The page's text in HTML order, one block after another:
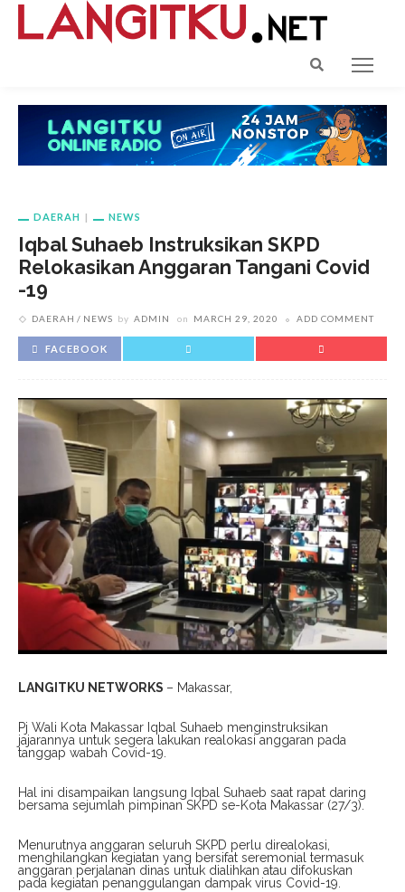
DAERAH NEWS
Iqbal Suhaeb Instruksikan SKPD
Relokasikan Anggaran Tangani Covid
-19
DAERAH NEWS by ADMIN on MARCH 29, 2020 ADD COMMENT
FACEBOOK
LANGITKU NETWORKS – Makassar,
Pj Wali Kota Makassar Iqbal Suhaeb menginstruksikan
jajarannya untuk segera lakukan realokasi anggaran pada
tanggap wabah Covid-19.
Hal ini disampaikan langsung Iqbal Suhaeb saat rapat daring
bersama sejumlah pimpinan SKPD se-Kota Makassar (27/3).
Menurutnya anggaran seluruh SKPD perlu direalokasi,
menghilangkan kegiatan yang bersifat seremonial termasuk
anggaran perjalanan dinas untuk dialihkan atau difokuskan
pada kegiatan penanggulangan dampak virus Covid-19.